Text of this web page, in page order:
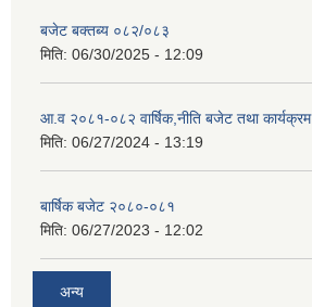
बजेट बक्तब्य ०८२/०८३
मिति: 06/30/2025 - 12:09
आ.व २०८१-०८२ वार्षिक,नीति बजेट तथा कार्यक्रम
मिति: 06/27/2024 - 13:19
बार्षिक बजेट २०८०-०८१
मिति: 06/27/2023 - 12:02
अन्य